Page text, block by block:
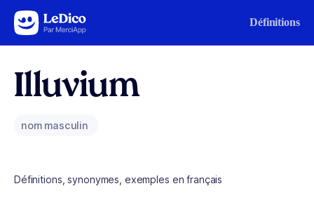
Aller au contenu Définitions
Illuvium
nom masculin
Définitions, synonymes, exemples en français